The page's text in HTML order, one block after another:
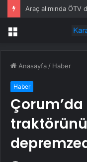
Menü
Anasayfa / Haber
Haber
Çorum’da